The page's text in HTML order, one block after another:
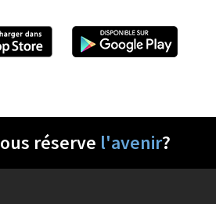
réserve l'avenir?